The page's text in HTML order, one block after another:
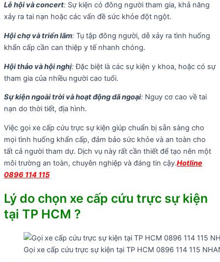
Lễ hội và concert: Sự kiện có đông người tham gia, khả năng
xảy ra tai nạn hoặc các vấn đề sức khỏe đột ngột.
Hội chợ và triển lãm: Tụ tập đông người, dễ xảy ra tình huống
khẩn cấp cần can thiệp y tế nhanh chóng.
Hội thảo và hội nghị:Đặc biệt là các sự kiện y khoa, hoặc có sự
tham gia của nhiều người cao tuổi.
Sự kiện ngoài trời và hoạt động dã ngoại: Nguy cơ cao về tai
nạn do thời tiết, địa hình.
Việc gọi xe cấp cứu trực sự kiện giúp chuẩn bị sẵn sàng cho
mọi tình huống khẩn cấp, đảm bảo sức khỏe và an toàn cho
tất cả người tham dự. Dịch vụ này rất cần thiết để tạo nên một
môi trường an toàn, chuyên nghiệp và đáng tin cậy.Hotline
0896 114 115
Lý do chọn xe cấp cứu trực sự kiện
tại TP HCM ?
Gọi xe cấp cứu trực sự kiện tại TP HCM 0896 114 115